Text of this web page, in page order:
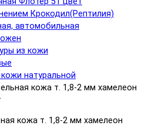
Крокодил(Рептилия)
автомобильная
из кожи
натуральной
кожа т. 1,8-2 мм хамелеон